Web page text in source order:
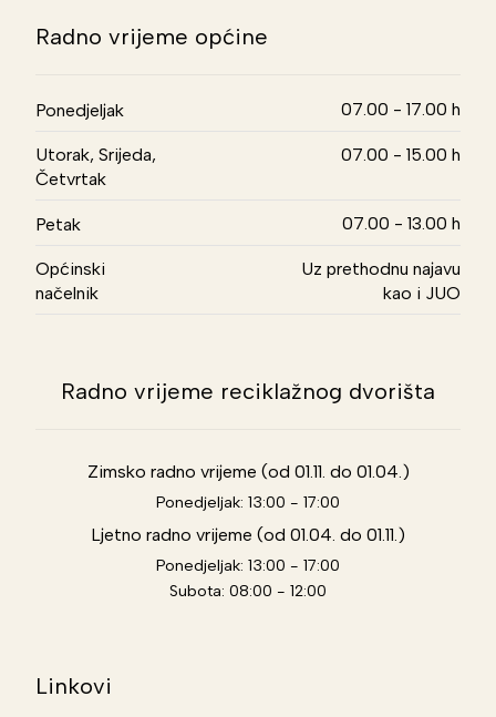
Radno vrijeme općine
Ponedjeljak 07.00 - 17.00 h
Utorak, Srijeda,
Četvrtak
07.00 - 15.00 h
Petak 07.00 - 13.00 h
Općinski
načelnik
Uz prethodnu najavu
kao i JUO
Radno vrijeme reciklažnog dvorišta
Zimsko radno vrijeme (od 01.11. do 01.04.)
Ponedjeljak: 13:00 - 17:00
Ljetno radno vrijeme (od 01.04. do 01.11.)
Ponedjeljak: 13:00 - 17:00
Subota: 08:00 - 12:00
Linkovi